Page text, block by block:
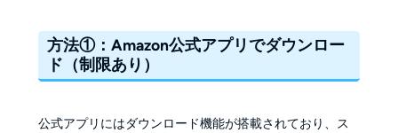
方法①：Amazon公式アプリでダウンロー
ド（制限あり）
公式アプリにはダウンロード機能が搭載されており、ス